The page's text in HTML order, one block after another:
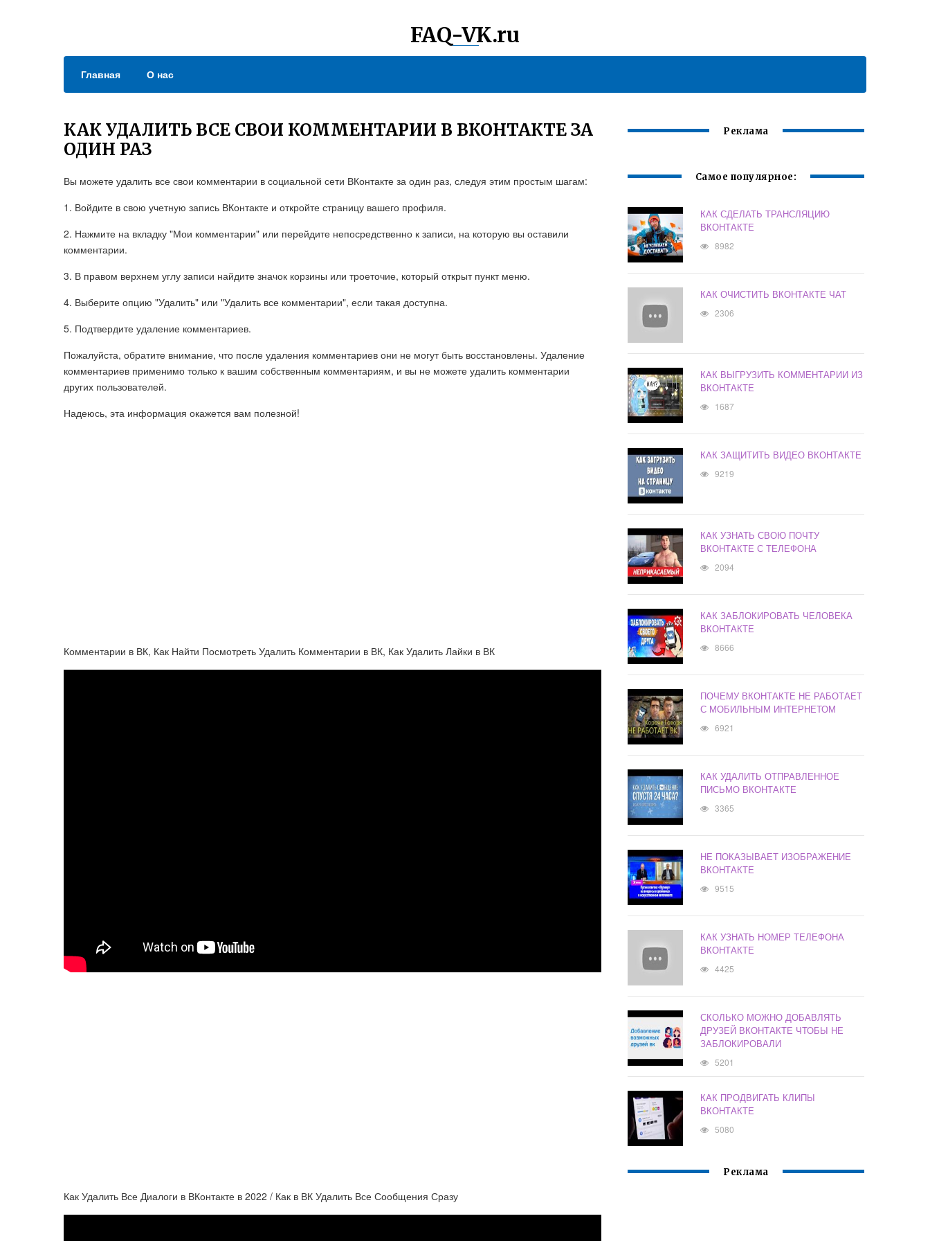
FAQ-VK.ru
Главная О нас
КАК УДАЛИТЬ ВСЕ СВОИ КОММЕНТАРИИ В ВКОНТАКТЕ ЗА
ОДИН РАЗ
Вы можете удалить все свои комментарии в социальной сети ВКонтакте за один раз, следуя этим простым шагам:
1. Войдите в свою учетную запись ВКонтакте и откройте страницу вашего профиля.
2. Нажмите на вкладку "Мои комментарии" или перейдите непосредственно к записи, на которую вы оставили
комментарии.
3. В правом верхнем углу записи найдите значок корзины или троеточие, который открыт пункт меню.
4. Выберите опцию "Удалить" или "Удалить все комментарии", если такая доступна.
5. Подтвердите удаление комментариев.
Пожалуйста, обратите внимание, что после удаления комментариев они не могут быть восстановлены. Удаление
комментариев применимо только к вашим собственным комментариям, и вы не можете удалить комментарии
других пользователей.
Надеюсь, эта информация окажется вам полезной!
Комментарии в ВК, Как Найти Посмотреть Удалить Комментарии в ВК, Как Удалить Лайки в ВК
Как Удалить Все Диалоги в ВКонтакте в 2022 / Как в ВК Удалить Все Сообщения Сразу
Реклама
Самое популярное:
КАК СДЕЛАТЬ ТРАНСЛЯЦИЮ
ВКОНТАКТЕ
8982
КАК ОЧИСТИТЬ ВКОНТАКТЕ ЧАТ
2306
КАК ВЫГРУЗИТЬ КОММЕНТАРИИ ИЗ
ВКОНТАКТЕ
1687
КАК ЗАЩИТИТЬ ВИДЕО ВКОНТАКТЕ
9219
КАК УЗНАТЬ СВОЮ ПОЧТУ
ВКОНТАКТЕ С ТЕЛЕФОНА
2094
КАК ЗАБЛОКИРОВАТЬ ЧЕЛОВЕКА
ВКОНТАКТЕ
8666
ПОЧЕМУ ВКОНТАКТЕ НЕ РАБОТАЕТ
С МОБИЛЬНЫМ ИНТЕРНЕТОМ
6921
КАК УДАЛИТЬ ОТПРАВЛЕННОЕ
ПИСЬМО ВКОНТАКТЕ
3365
НЕ ПОКАЗЫВАЕТ ИЗОБРАЖЕНИЕ
ВКОНТАКТЕ
9515
КАК УЗНАТЬ НОМЕР ТЕЛЕФОНА
ВКОНТАКТЕ
4425
СКОЛЬКО МОЖНО ДОБАВЛЯТЬ
ДРУЗЕЙ ВКОНТАКТЕ ЧТОБЫ НЕ
ЗАБЛОКИРОВАЛИ
5201
КАК ПРОДВИГАТЬ КЛИПЫ
ВКОНТАКТЕ
5080
Реклама